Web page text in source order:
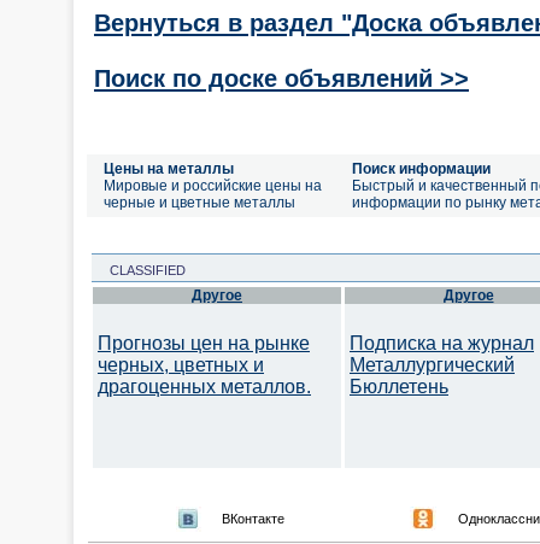
Вернуться в раздел "Доска
Поиск по доске объявлений >>
Цены на металлы
Мировые и российские цены на
черные и цветные металлы
Поиск информации
Быстрый и качественный
информации по рынку
CLASSIFIED
Другое
Прогнозы цен на рынке
черных, цветных и
драгоценных металлов.
Другое
Подписка на журнал
Металлургический
Бюллетень
ВКонтакте